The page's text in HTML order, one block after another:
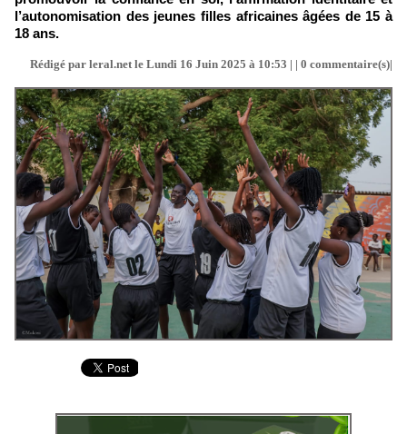
l’autonomisation des jeunes filles africaines âgées de 15 à
18 ans.
Rédigé par leral.net le Lundi 16 Juin 2025 à 10:53 | | 0 commentaire(s)|